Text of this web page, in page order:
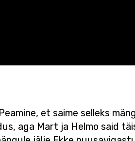
et saime selleks
aga Mart ja Helmo said